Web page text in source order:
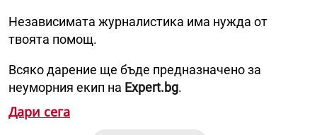
Независимата журналистика има нужда от
твоята помощ.
Всяко дарение ще бъде предназначено за
неуморния екип на Expert.bg.
Дари сега